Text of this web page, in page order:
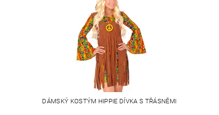
DÁMSKÝ KOSTÝM HIPPIE DÍVKA S TŘÁSNĚMI